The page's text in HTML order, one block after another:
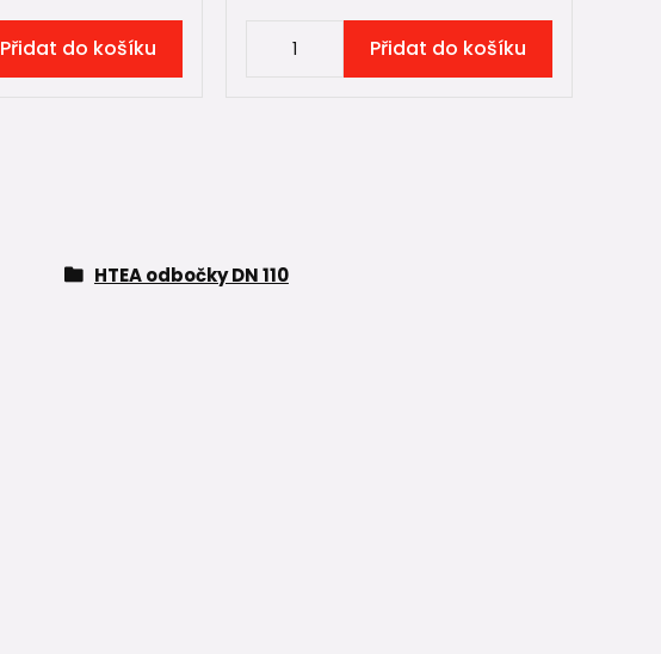
Přidat do košíku Přidat do košíku
HTEA odbočky DN 110